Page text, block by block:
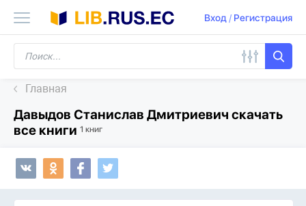
Вход/ Регистрация
Главная
Давыдов Станислав Дмитриевич скачать
все книги 1 книг